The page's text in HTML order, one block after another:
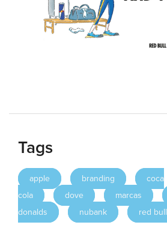
Tags
apple branding
coca
cola
dove marcas
donalds
nubank red bull